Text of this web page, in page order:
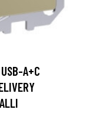
A+C